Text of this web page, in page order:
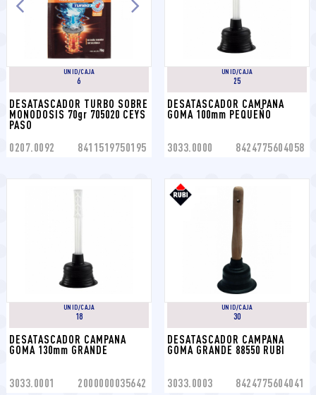
UNID/CAJA
6
DESATASCADOR TURBO SOBRE
MONODOSIS 70gr 705020 CEYS
PASO
0207.0092 8411519750195
UNID/CAJA
25
DESATASCADOR CAMPANA
GOMA 100mm PEQUEÑO
3033.0000 8424775604058
UNID/CAJA
18
DESATASCADOR CAMPANA
GOMA 130mm GRANDE
3033.0001 2000000035642
UNID/CAJA
30
DESATASCADOR CAMPANA
GOMA GRANDE 88550 RUBI
3033.0003 8424775604041